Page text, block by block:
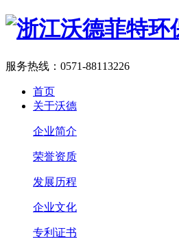
服务热线： 0571-88113226
首页
关于沃德
企业简介
荣誉资质
发展历程
企业文化
专利证书